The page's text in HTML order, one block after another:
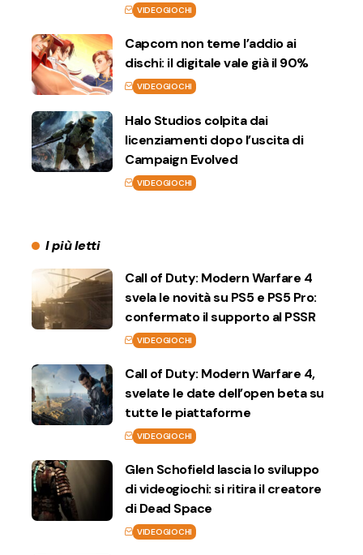
VIDEOGIOCHI
Capcom non teme l’addio ai
dischi: il digitale vale già il 90%
VIDEOGIOCHI
Halo Studios colpita dai
licenziamenti dopo l’uscita di
Campaign Evolved
VIDEOGIOCHI
I più letti
Call of Duty: Modern Warfare 4
svela le novità su PS5 e PS5 Pro:
confermato il supporto al PSSR
VIDEOGIOCHI
Call of Duty: Modern Warfare 4,
svelate le date dell’open beta su
tutte le piattaforme
VIDEOGIOCHI
Glen Schofield lascia lo sviluppo
di videogiochi: si ritira il creatore
di Dead Space
VIDEOGIOCHI